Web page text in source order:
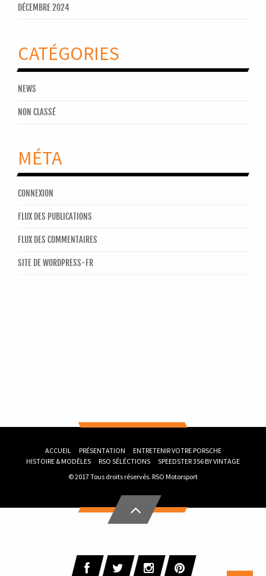
DÉCEMBRE 2024
CATÉGORIES
NEWS
NON CLASSÉ
MÉTA
CONNEXION
FLUX DES PUBLICATIONS
FLUX DES COMMENTAIRES
SITE DE WORDPRESS-FR
ACCUEIL PRÉSENTATION
ENTRETENIR VOTRE PORSCHE
HISTOIRE & MODÈLES
RSO SÉLÉCTIONS
SPEEDSTER 356 BY VINTAGE
© 2017 Tous droits réservés. RSO Motorsport